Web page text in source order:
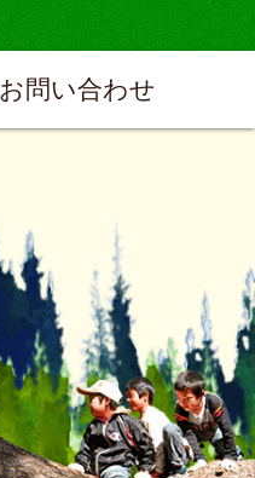
お問い合わせ